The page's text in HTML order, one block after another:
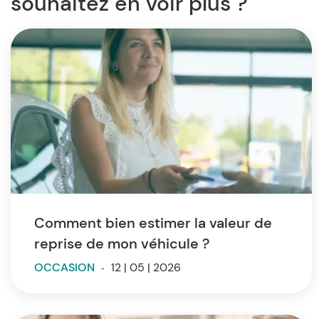
Comment bien estimer la valeur de
reprise de mon véhicule ?
OCCASION - 12 | 05 | 2026